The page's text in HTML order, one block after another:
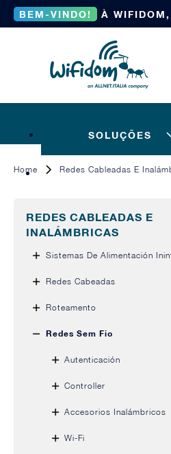
BEM-VINDO! À
SOLUÇÕES
Home Redes Cableadas E
REDES CABLEADAS E
INALÁMBRICAS
Sistemas De Alimentación
Redes Cabeadas
Roteamento
Redes Sem Fio
Autenticación
Controller
Accesorios Inalámbricos
Wi-Fi